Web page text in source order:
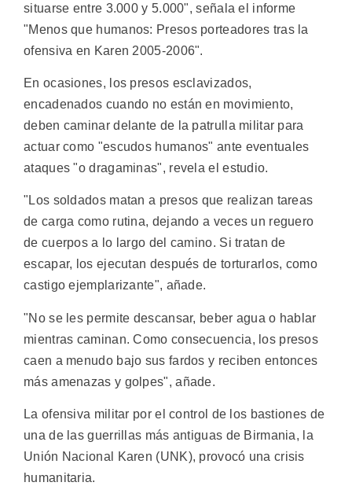
situarse entre 3.000 y 5.000", señala el informe
"Menos que humanos: Presos porteadores tras la
ofensiva en Karen 2005-2006".
En ocasiones, los presos esclavizados,
encadenados cuando no están en movimiento,
deben caminar delante de la patrulla militar para
actuar como "escudos humanos" ante eventuales
ataques "o dragaminas", revela el estudio.
"Los soldados matan a presos que realizan tareas
de carga como rutina, dejando a veces un reguero
de cuerpos a lo largo del camino. Si tratan de
escapar, los ejecutan después de torturarlos, como
castigo ejemplarizante", añade.
"No se les permite descansar, beber agua o hablar
mientras caminan. Como consecuencia, los presos
caen a menudo bajo sus fardos y reciben entonces
más amenazas y golpes", añade.
La ofensiva militar por el control de los bastiones de
una de las guerrillas más antiguas de Birmania, la
Unión Nacional Karen (UNK), provocó una crisis
humanitaria.